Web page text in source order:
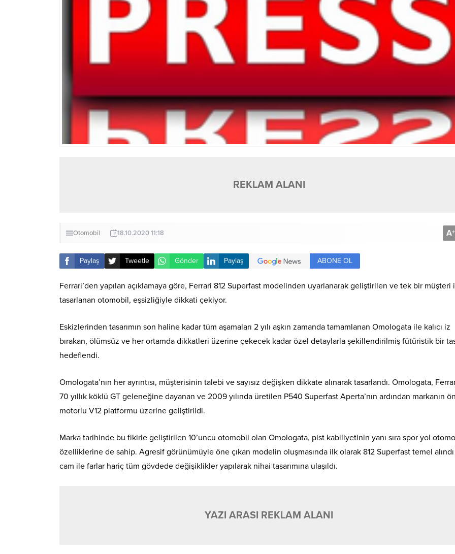
REKLAM ALANI
Otomobil 18.10.2020 11:18 A+
Paylaş Tweetle Gönder Paylaş ABONE OL
Ferrari’den yapılan açıklamaya göre, Ferrari 812 Superfast modelinden uyarlanarak geliştirilen ve tek bir müşteri
tasarlanan otomobil, eşsizliğiyle dikkati çekiyor.
Eskizlerinden tasarımın son haline kadar tüm aşamaları 2 yılı aşkın zamanda tamamlanan Omologata ile kalıcı iz
bırakan, ölümsüz ve her ortamda dikkatleri üzerine çekecek kadar özel detaylarla şekillendirilmiş fütüristik bir
hedeflendi.
Omologata’nın her ayrıntısı, müşterisinin talebi ve sayısız değişken dikkate alınarak tasarlandı. Omologata,
70 yıllık köklü GT geleneğine dayanan ve 2009 yılında üretilen P540 Superfast Aperta’nın ardından markanın
motorlu V12 platformu üzerine geliştirildi.
Marka tarihinde bu fikirle geliştirilen 10’uncu otomobil olan Omologata, pist kabiliyetinin yanı sıra spor yol
özelliklerine de sahip. Agresif görünümüyle öne çıkan modelin oluşmasında ilk olarak 812 Superfast temel
cam ile farlar hariç tüm gövdede değişiklikler yapılarak nihai tasarımına ulaşıldı.
YAZI ARASI REKLAM ALANI